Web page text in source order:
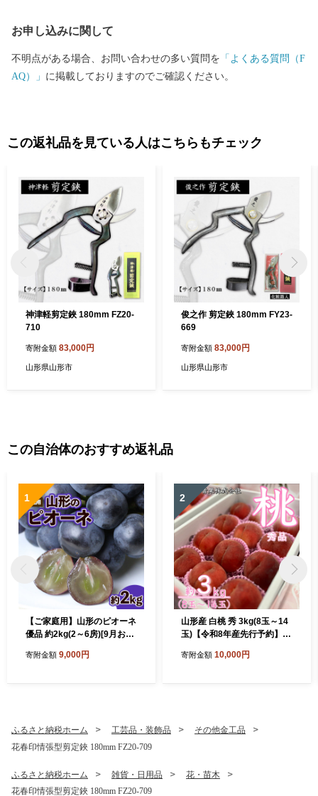
お申し込みに関して
不明点がある場合、お問い合わせの多い質問を 「よくある質問（F
AQ）」 に掲載しておりますのでご確認ください。
この返礼品を見ている人はこちらもチェック
神津軽剪定鋏 180mm FZ20-
710
寄附金額 83,000円
山形県山形市
俊之作 剪定鋏 180mm FY23-
669
寄附金額 83,000円
山形県山形市
この自治体のおすすめ返礼品
1
【ご家庭用】山形のピオーネ
優品 約2kg(2～6房)[9月お届
S23-645 くだもの 果物 フル
寄附金額 9,000円
2
山形産 白桃 秀 3kg(8玉～14
玉)【令和8年産先行予約】F
寄附金額 10,000円
ふるさと納税ホーム 工芸品・装飾品
その他金工品
花春印情張型剪定鋏 180mm FZ20-709
ふるさと納税ホーム 雑貨・日用品
花・苗木
花春印情張型剪定鋏 180mm FZ20-709